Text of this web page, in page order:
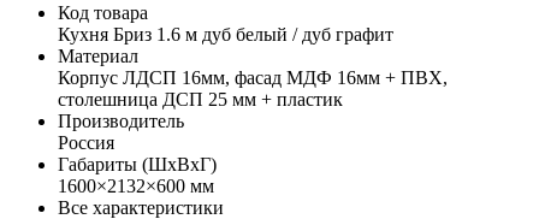
Код товара
Кухня Бриз 1.6 м дуб белый / дуб графит
Материал
Корпус ЛДСП 16мм, фасад МДФ 16мм + ПВХ,
столешница ДСП 25 мм + пластик
Производитель
Россия
Габариты (ШхВхГ)
1600×2132×600 мм
Все характеристики